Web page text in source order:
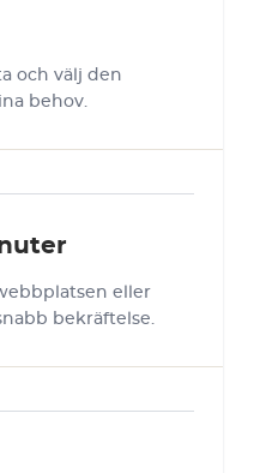
och välj den
behov.
eller
bekräftelse.